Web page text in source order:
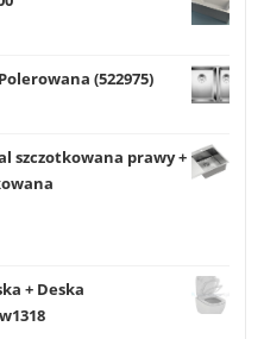
(522975)
szczotkowana prawy +
+ Deska